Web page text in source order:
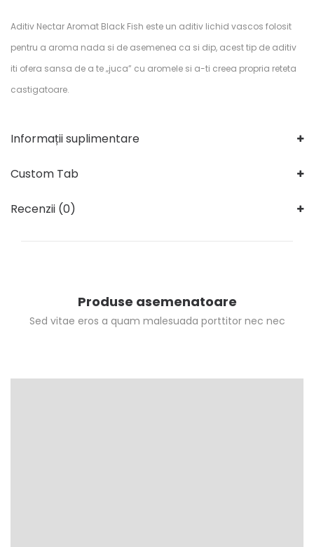
Aditiv Nectar Aromat Black Fish este un aditiv lichid vascos folosit
pentru a aroma nada si de asemenea ca si dip, acest tip de aditiv
iti ofera sansa de a te „juca” cu aromele si a-ti creea propria reteta
castigatoare.
Informații suplimentare
Custom Tab
Recenzii (0)
Produse asemenatoare
Sed vitae eros a quam malesuada porttitor nec nec